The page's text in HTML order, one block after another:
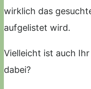
wirklich das
aufgelistet wird.
Vielleicht ist auch
dabei?